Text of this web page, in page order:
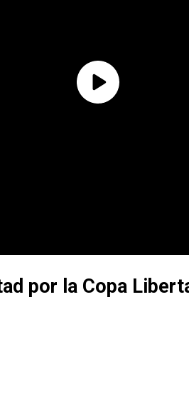
por la Copa